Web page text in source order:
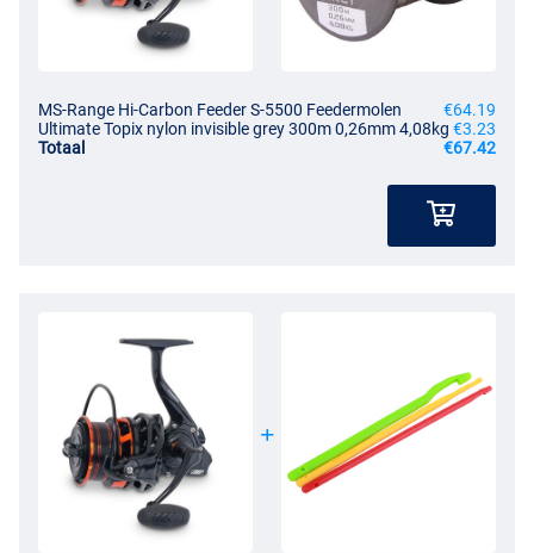
MS-Range Hi-Carbon Feeder S-5500 Feedermolen
€64.19
Ultimate Topix nylon invisible grey 300m 0,26mm 4,08kg €3.23
Totaal
€67.42